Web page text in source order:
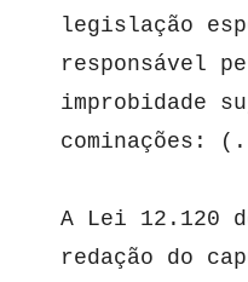
legislação
responsável
improbidade
cominações:
A Lei 12.120
redação do